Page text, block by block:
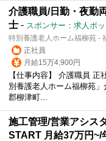
介護職員/日勤・夜勤
士 - スポンサー：求人ボ
特別養護老人ホーム福柳苑 -
正社員
月給15万4,900円
【仕事内容】 介護職員
別養護老人ホーム福柳苑
郡柳津町...
施工管理/営業アシス
START 月給37万円~/